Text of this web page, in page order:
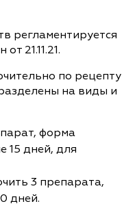
регламентируется
21.11.21.
по рецепту
на виды и
форма
15 дней, для
3 препарата,
дней.